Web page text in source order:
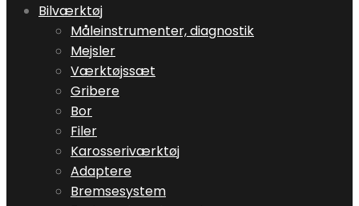
Bilværktøj
Måleinstrumenter, diagnostik
Mejsler
Værktøjssæt
Gribere
Bor
Filer
Karosseriværktøj
Adaptere
Bremsesystem